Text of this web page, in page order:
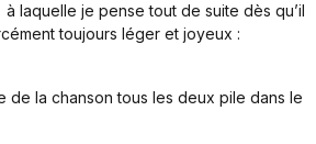
laquelle je pense tout de suite dès qu’il
toujours léger et joyeux :
de la chanson tous les deux pile dans le